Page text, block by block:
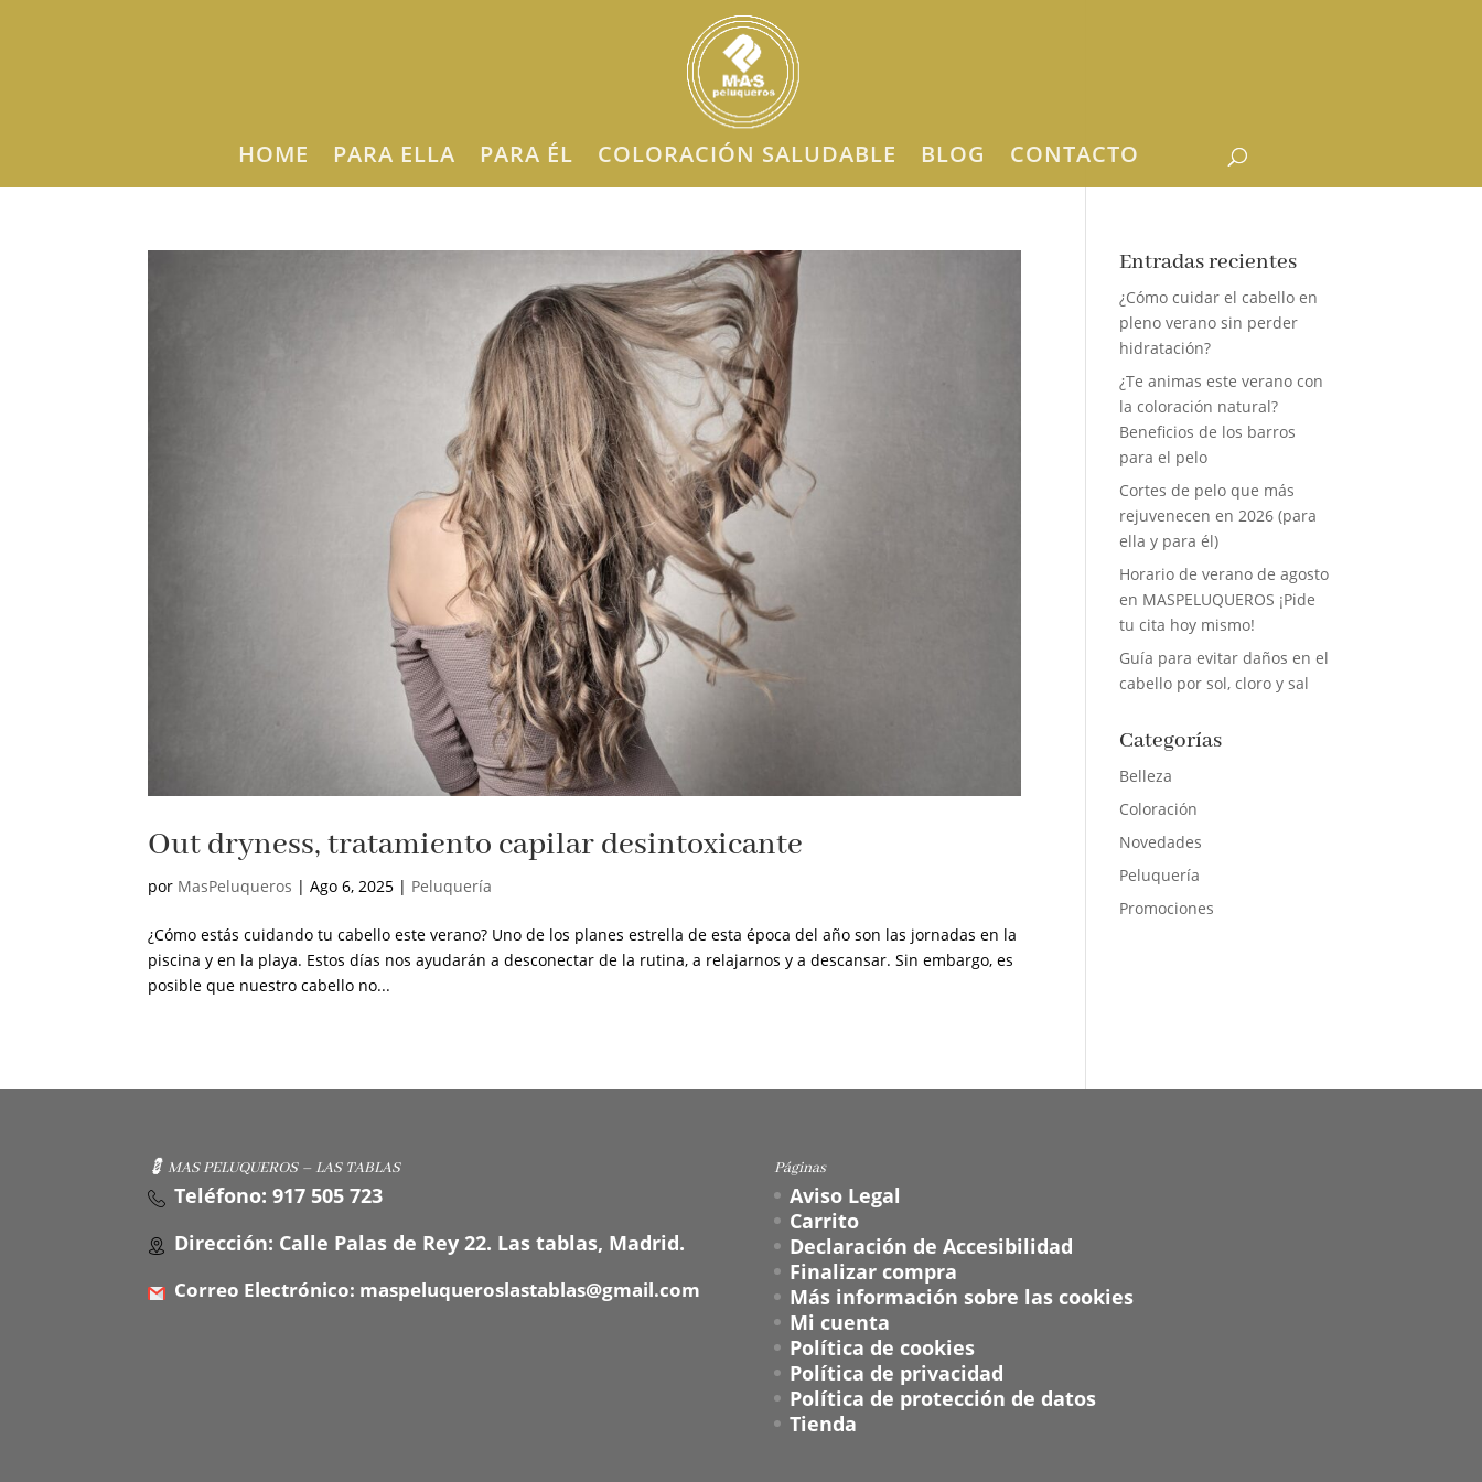
HOME PARA ELLA PARA ÉL COLORACIÓN SALUDABLE BLOG CONTACTO
Out dryness, tratamiento capilar desintoxicante
por MasPeluqueros |Ago 6, 2025 | Peluquería
¿Cómo estás cuidando tu cabello este verano? Uno de los planes estrella de esta época del año son las jornadas en la
piscina y en la playa. Estos días nos ayudarán a desconectar de la rutina, a relajarnos y a descansar. Sin embargo, es
posible que nuestro cabello no...
Entradas recientes
¿Cómo cuidar el cabello en
pleno verano sin perder
hidratación?
¿Te animas este verano con
la coloración natural?
Beneficios de los barros
para el pelo
Cortes de pelo que más
rejuvenecen en 2026 (para
ella y para él)
Horario de verano de agosto
en MASPELUQUEROS ¡Pide
tu cita hoy mismo!
Guía para evitar daños en el
cabello por sol, cloro y sal
Categorías
Belleza
Coloración
Novedades
Peluquería
Promociones
💈 MAS PELUQUEROS – LAS TABLAS
Teléfono: 917 505 723
Dirección: Calle Palas de Rey 22. Las tablas, Madrid.
Correo Electrónico: maspeluqueroslastablas@gmail.com
Páginas
Aviso Legal
Carrito
Declaración de Accesibilidad
Finalizar compra
Más información sobre las cookies
Mi cuenta
Política de cookies
Política de privacidad
Política de protección de datos
Tienda